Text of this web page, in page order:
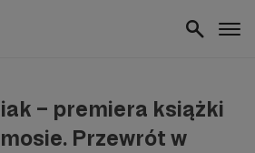
– premiera książki
Przewrót w